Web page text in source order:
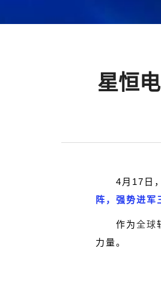
星恒
4月17日
阵，强势进军
作为全球
力量。